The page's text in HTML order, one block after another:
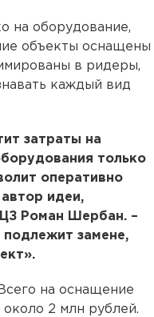
на оборудование,
объекты оснащены
в ридеры,
каждый вид
затраты на
только
оперативно
идеи,
Роман Шербан. –
замене,
на оснащение
2 млн рублей.